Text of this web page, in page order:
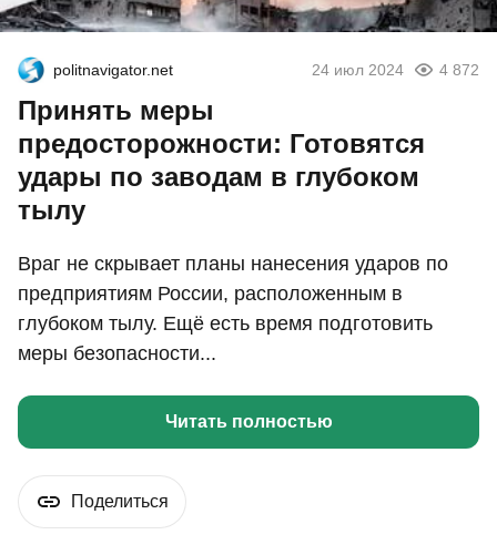
politnavigator.net 24 июл 2024 4 872
Принять меры
предосторожности: Готовятся
удары по заводам в глубоком
тылу
Враг не скрывает планы нанесения ударов по
предприятиям России, расположенным в
глубоком тылу. Ещё есть время подготовить
меры безопасности...
Читать полностью
Поделиться